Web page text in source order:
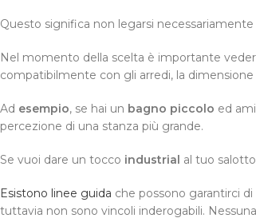
Questo significa non legarsi
Nel momento della scelta è importante
compatibilmente con gli arredi, la
Ad esempio, se hai un bagno piccolo ed
percezione di una stanza più grande.
Se vuoi dare un tocco industrial al tuo
Esistono linee guida che possono garantirci
tuttavia non sono vincoli inderogabili.